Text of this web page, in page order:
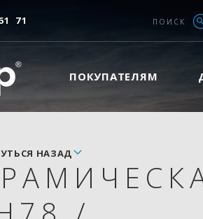
71 ПОИСК
ПОКУПАТЕЛЯМ
НАЗАД